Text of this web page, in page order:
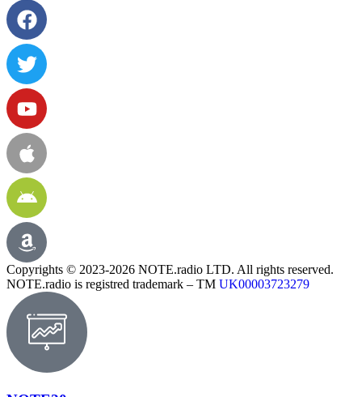
Copyrights © 2023-2026 NOTE.radio LTD. All rights reserved.
NOTE.radio is registred trademark – TM UK00003723279